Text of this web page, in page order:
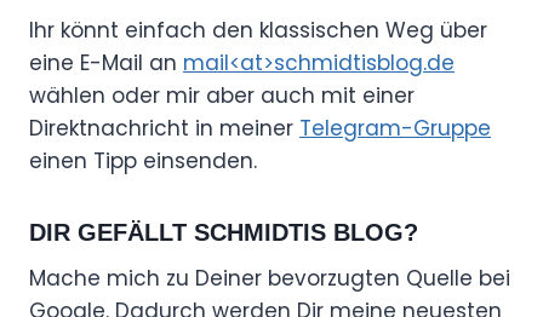
Ihr könnt einfach den klassischen Weg über
eine E-Mail an mail<at>schmidtisblog.de
wählen oder mir aber auch mit einer
Direktnachricht in meiner Telegram-Gruppe
einen Tipp einsenden.
DIR GEFÄLLT SCHMIDTIS BLOG?
Mache mich zu Deiner bevorzugten Quelle bei